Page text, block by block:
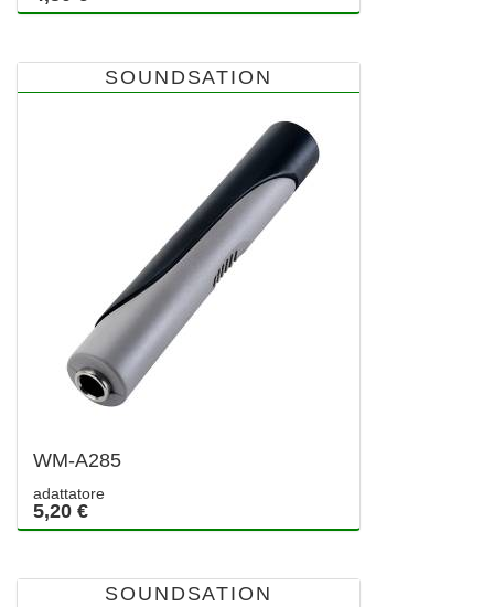
SOUNDSATION
WM-A285
adattatore
5,20 €
SOUNDSATION